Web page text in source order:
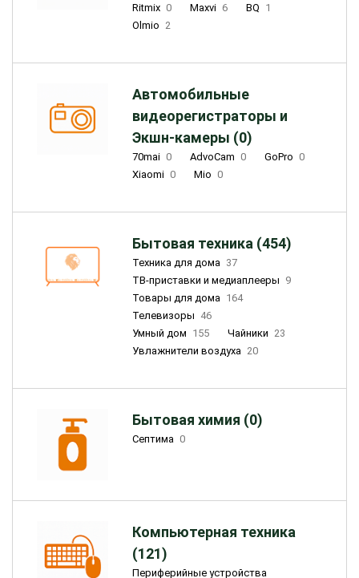
Ritmix 0 Maxvi 6 BQ 1
Olmio 2
Автомобильные
видеорегистраторы и
Экшн-камеры (0)
70mai 0 AdvoCam 0 GoPro 0
Xiaomi 0 Mio 0
Бытовая техника (454)
Техника для дома 37
ТВ-приставки и медиаплееры 9
Товары для дома 164
Телевизоры 46
Умный дом 155 Чайники 23
Увлажнители воздуха 20
Бытовая химия (0)
Септима 0
Компьютерная техника
(121)
Периферийные устройства